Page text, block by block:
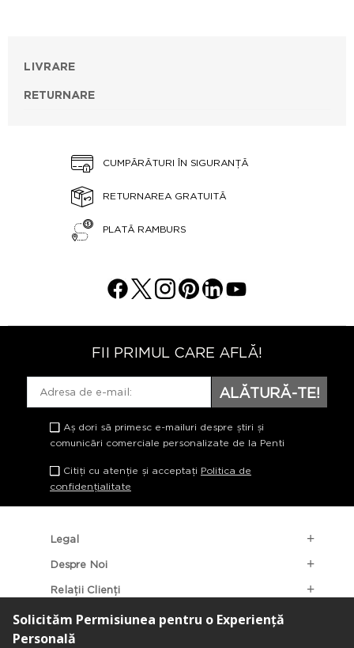
LIVRARE
RETURNARE
CUMPĂRĂTURI ÎN SIGURANȚĂ
RETURNAREA GRATUITĂ
PLATĂ RAMBURS
FII PRIMUL CARE AFLĂ!
ALĂTURĂ-TE!
Aș dori să primesc e-mailuri despre știri și
comunicări comerciale personalizate de la Penti
Citiți cu atenție și acceptați Politica de
confidențialitate
Legal
Despre Noi
Relații Clienți
Categorii Populare
Localizarea Magazinelor